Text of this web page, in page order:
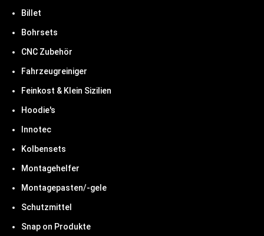
Billet
Bohrsets
CNC Zubehör
Fahrzeugreiniger
Feinkost & Klein Sizilien
Hoodie's
Innotec
Kolbensets
Montagehelfer
Montagepasten/-gele
Schutzmittel
Snap on Produkte